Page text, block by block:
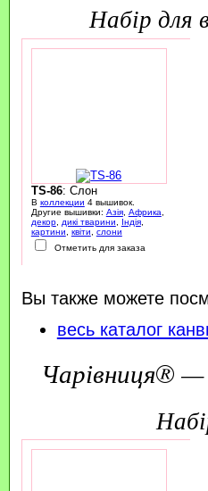
набір
TS-86: Слон
В коллекции 4 вышивок.
Другие вышивки: Азія, Африка
декор, дикі тварини Індія,
картини
квіти
слони
Отметить для заказа
Вы также можете
весь каталог
Чарівниця®